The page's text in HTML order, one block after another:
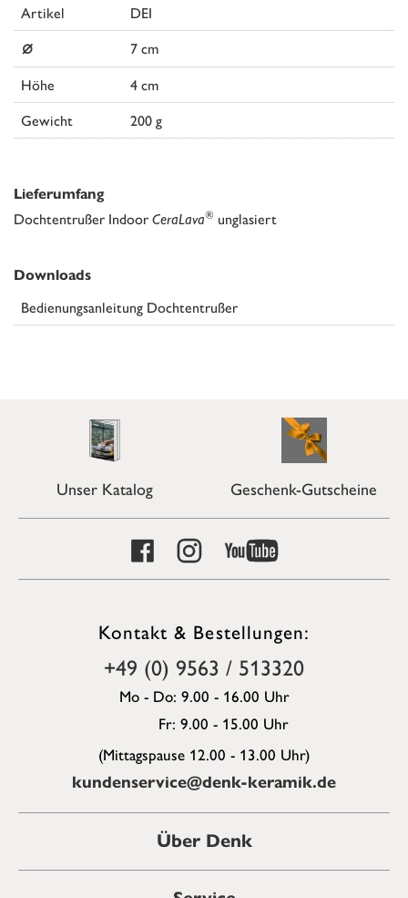
Artikel DEI
⌀
7 cm
Höhe
4 cm
Gewicht
200 g
Lieferumfang
Dochtentrußer IndoorCeraLava® unglasiert
Downloads
Bedienungsanleitung Dochtentrußer
Unser Katalog Geschenk-Gutscheine
Kontakt & Bestellungen:
+49 (0) 9563 / 513320
Mo - Do: 9.00 - 16.00 Uhr
Fr: 9.00 - 15.00 Uhr
(Mittagspause 12.00 - 13.00 Uhr)
kundenservice@denk-keramik.de
Über Denk